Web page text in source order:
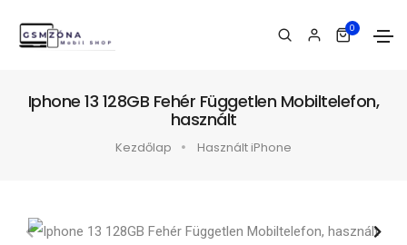
0
Iphone 13 128GB Fehér Független Mobiltelefon,
használt
Kezdőlap Használt iPhone